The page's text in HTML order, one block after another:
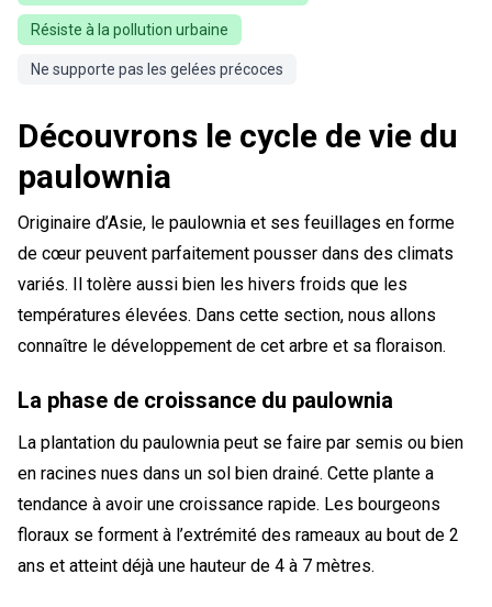
Résiste à la pollution urbaine
Ne supporte pas les gelées précoces
Découvrons le cycle de vie du
paulownia
Originaire d’Asie, le paulownia et ses feuillages en forme
de cœur peuvent parfaitement pousser dans des climats
variés. Il tolère aussi bien les hivers froids que les
températures élevées. Dans cette section, nous allons
connaître le développement de cet arbre et sa floraison.
La phase de croissance du paulownia
La plantation du paulownia peut se faire par semis ou bien
en racines nues dans un sol bien drainé. Cette plante a
tendance à avoir une croissance rapide. Les bourgeons
floraux se forment à l’extrémité des rameaux au bout de 2
ans et atteint déjà une hauteur de 4 à 7 mètres.